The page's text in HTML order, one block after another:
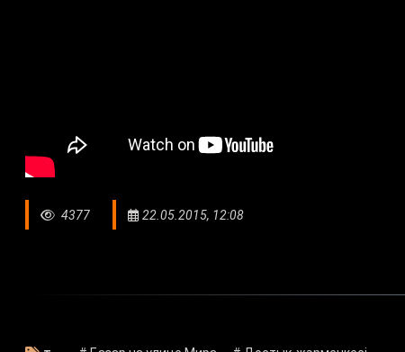
4377 22.05.2015, 12:08